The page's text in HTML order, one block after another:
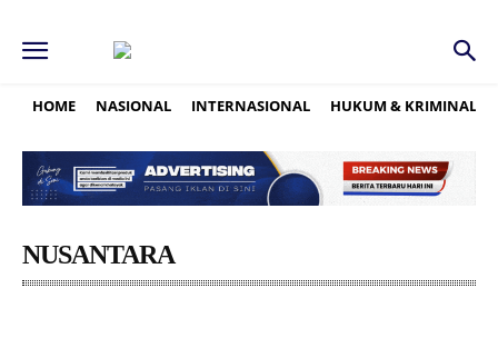
HOME NASIONAL INTERNASIONAL HUKUM & KRIMINAL
NUSANTARA